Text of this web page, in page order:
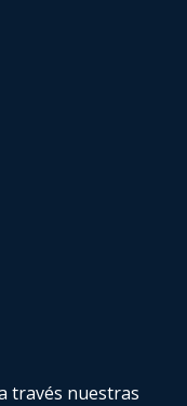
través nuestras